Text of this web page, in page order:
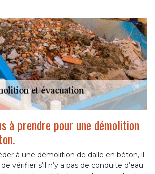
à prendre pour une démolition
à une démolition de dalle en béton, il
vérifier s’il n’y a pas de conduite d’eau